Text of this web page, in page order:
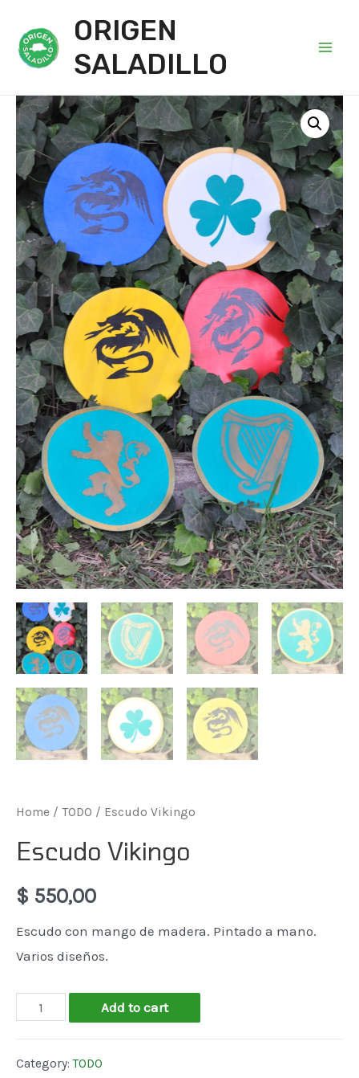
ORIGEN
SALADILLO
Home / TODO / Escudo Vikingo
Escudo Vikingo
$ 550,00
Escudo con mango de madera. Pintado a mano.
Varios diseños.
Escudo
Add to cart
Category:TODO